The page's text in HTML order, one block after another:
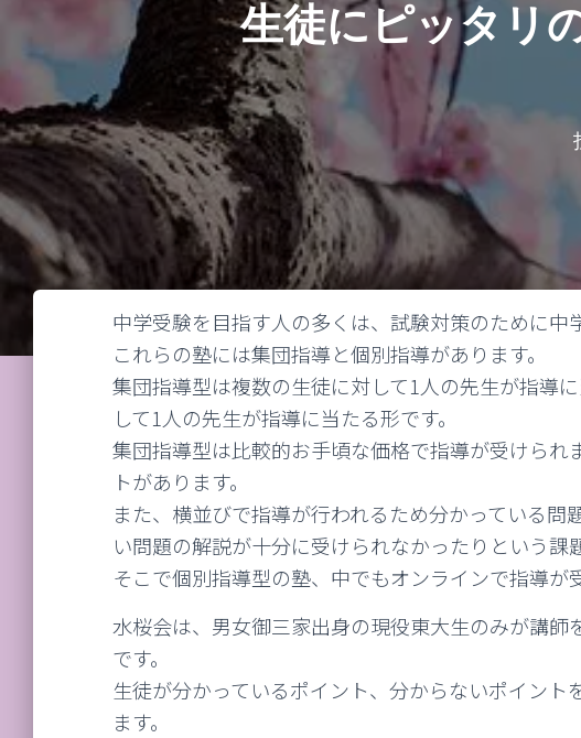
生徒にピッタリ
中学受験を目指す人の多くは、試験対策のために中
これらの塾には集団指導と個別指導があります。
集団指導型は複数の生徒に対して1人の先生が指導
して1人の先生が指導に当たる形です。
集団指導型は比較的お手頃な価格で指導が受けられ
トがあります。
また、横並びで指導が行われるため分かっている問
い問題の解説が十分に受けられなかったりという課
そこで個別指導型の塾、中でもオンラインで指導が
水桜会は、男女御三家出身の現役東大生のみが講
です。
生徒が分かっているポイント、分からないポイン
ます。